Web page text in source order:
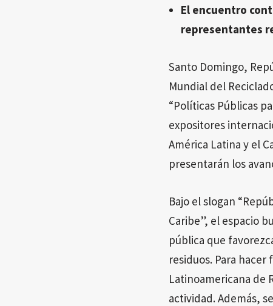
El encuentro
representantes
Santo Domingo,
Mundial del
“Políticas Públicas
expositores
América Latina y el
presentarán los
Bajo el slogan
Caribe”, el espacio
pública que
residuos. Para
Latinoamericana de
actividad. Además,